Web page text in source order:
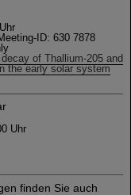
ID: 630 7878
of Thallium-205 and
the early solar system
Uhr
finden Sie auch